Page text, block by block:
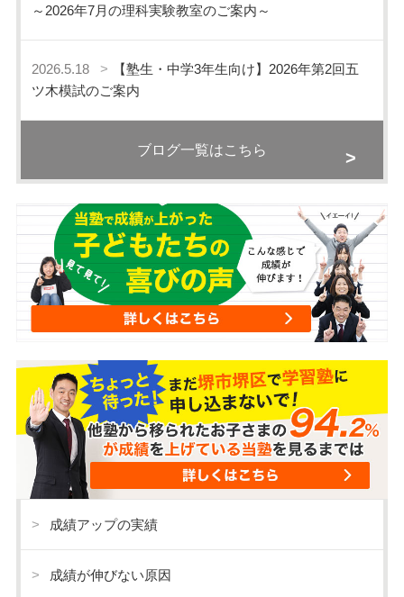
～2026年7月の理科実験教室のご案内～
2026.5.18
【塾生・中学3年生向け】2026年第2回五
ツ木模試のご案内
ブログ一覧はこちら
成績アップの実績
成績が伸びない原因